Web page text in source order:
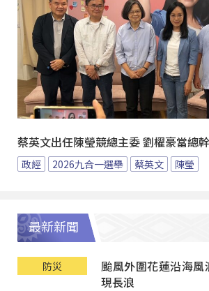
蔡英文出任陳瑩競總主委 劉櫂豪當總
政經 2026九合一選舉 蔡英文 陳瑩
最新新聞
防災
颱風外圍花蓮沿海
現長浪